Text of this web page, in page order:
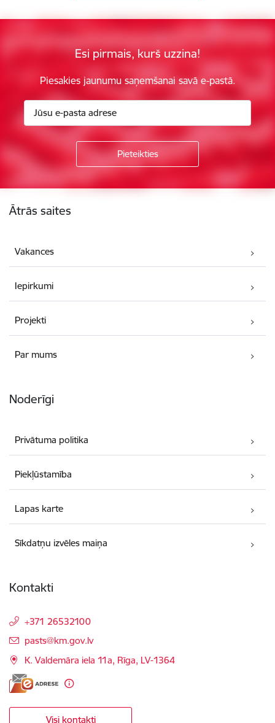
Esi pirmais, kurš uzzina!
Piesakies jaunumu saņemšanai savā e-pastā.
Ātrās saites
Vakances
Iepirkumi
Projekti
Par mums
Noderīgi
Privātuma politika
Piekļūstamība
Lapas karte
Sīkdatņu izvēles maiņa
Kontakti
+371 26532100
E-pasts:
pasts@km.gov.lv
K. Valdemāra iela 11a, Rīga, LV-1364
Visi kontakti